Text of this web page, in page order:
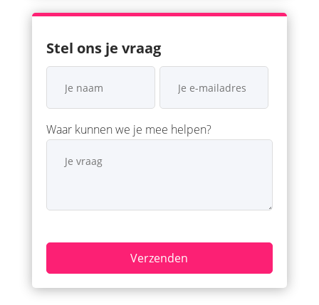
Stel ons je vraag
Waar kunnen we je mee helpen?